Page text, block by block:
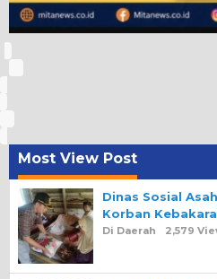
Most View Post
Dinas Sosial
Korban
Di Daerah 2,579